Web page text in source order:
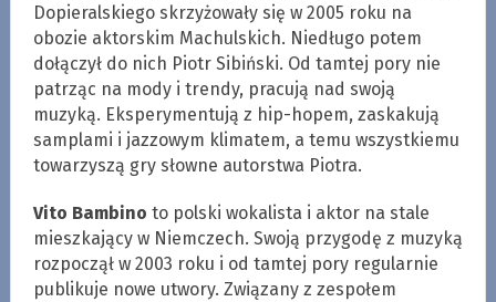
Dopieralskiego skrzyżowały się w 2005 roku na
obozie aktorskim Machulskich. Niedługo potem
dołączył do nich Piotr Sibiński. Od tamtej pory nie
patrząc na mody i trendy, pracują nad swoją
muzyką. Eksperymentują z hip-hopem, zaskakują
samplami i jazzowym klimatem, a temu wszystkiemu
towarzyszą gry słowne autorstwa Piotra.
Vito Bambino to polski wokalista i aktor na stale
mieszkający w Niemczech. Swoją przygodę z muzyką
rozpoczął w 2003 roku i od tamtej pory regularnie
publikuje nowe utwory. Związany z zespołem